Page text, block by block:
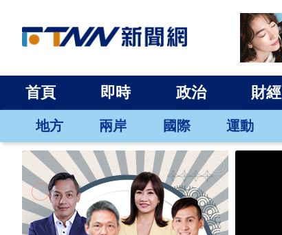
首頁 即時 政治 財經
地方 兩岸 國際 運動